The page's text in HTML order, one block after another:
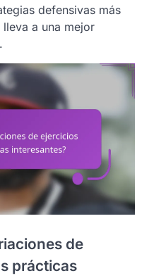
defensivas más
a una mejor
de
prácticas